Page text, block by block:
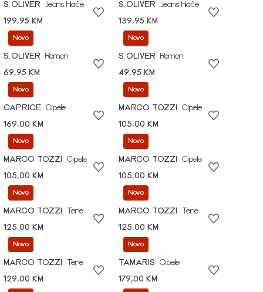
S.OLIVER
Jeans hlače
199,95 KM
S.OLIVER
Jeans hlače
139,95 KM
Novo
S.OLIVER
Remen
69,95 KM
Novo
S.OLIVER
Remen
49,95 KM
Novo
CAPRICE Cipele
169,00 KM
Novo
MARCO TOZZI
Cipele
105,00 KM
Novo
MARCO TOZZI
Cipele
105,00 KM
Novo
MARCO TOZZI
Cipele
105,00 KM
Novo
MARCO TOZZI
Tene
125,00 KM
Novo
MARCO TOZZI
Tene
125,00 KM
Novo
MARCO TOZZI
Tene
129,00 KM
Novo
TAMARIS
Cipele
179,00 KM